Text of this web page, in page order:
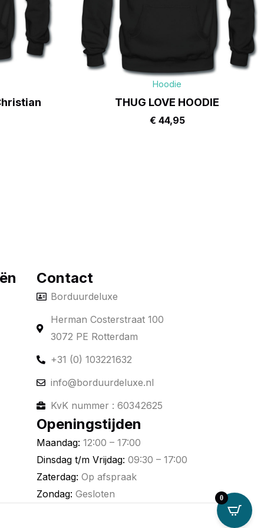
Hoodie
THUG LOVE HOODIE
€ 44,95
Contact
Borduurdeluxe
Herman Costerstraat 100
3072 PE Rotterdam
+31 (0) 103221632
info@borduurdeluxe.nl
KvK nummer : 60342625
Openingstijden
Maandag: 12:00 – 17:00
Dinsdag t/m Vrijdag: 09:30 – 17:00
Zaterdag: Op afspraak
Zondag: Gesloten 0